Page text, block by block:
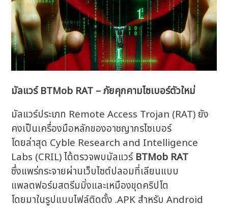
มัลแวร์ BTMob RAT – ภัยคุกคามไซเบอร์ตัวใหม่
มัลแวร์ประเภท Remote Access Trojan (RAT) ยัง
คงเป็นเครื่องมือหลักของอาชญากรไซเบอร์
โดยล่าสุด Cyble Research and Intelligence
Labs (CRIL) ได้ตรวจพบมัลแวร์ BTMob RAT
ซึ่งแพร่กระจายผ่านเว็บไซต์ปลอมที่เลียนแบบ
แพลตฟอร์มสตรีมมิ่งและเหมืองขุดคริปโต
โดยมาในรูปแบบไฟล์ติดตั้ง .APK สำหรับ Android